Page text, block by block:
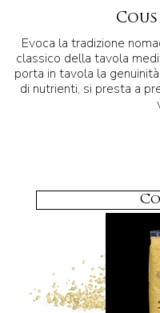
Evoca la tradizione
classico della tavola
porta in tavola la
di nutrienti, si presta a